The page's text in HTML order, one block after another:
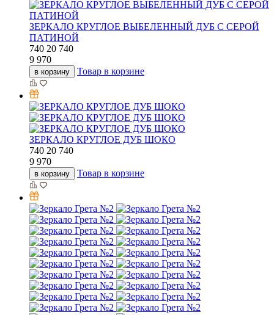
ЗЕРКАЛО КРУГЛОЕ ВЫБЕЛЕННЫЙ ДУБ С СЕРОЙ
ПАТИНОЙ
740 20 740
9 970
в корзину Товар в корзине
ЗЕРКАЛО КРУГЛОЕ ДУБ ШОКО
740 20 740
9 970
в корзину Товар в корзине